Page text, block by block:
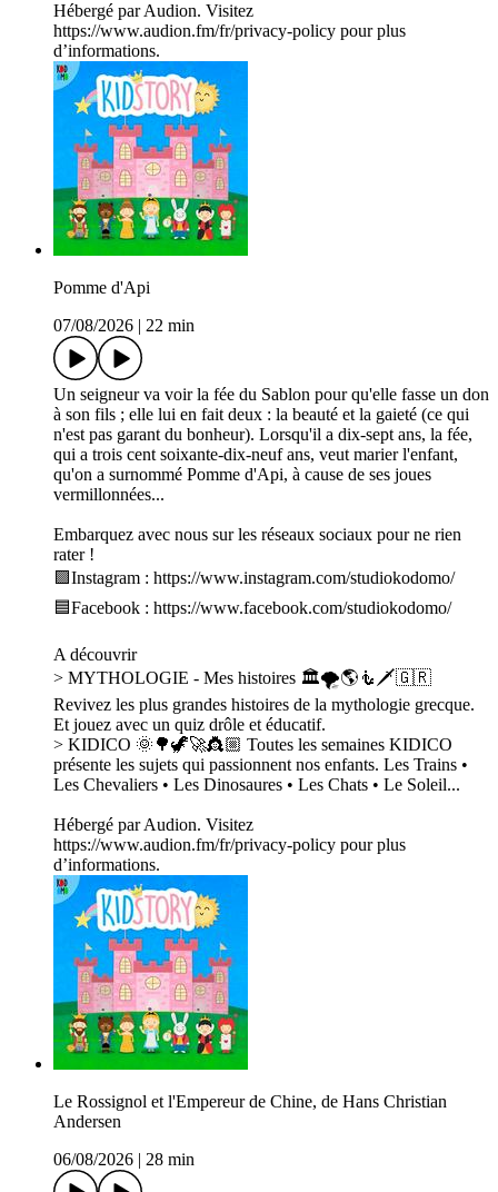
Hébergé par Audion. Visitez
https://www.audion.fm/fr/privacy-policy pour plus
d’informations.
Pomme d'Api
07/08/2026
22 min
Un seigneur va voir la fée du Sablon pour qu'elle fasse un don
à son fils ; elle lui en fait deux : la beauté et la gaieté (ce qui
n'est pas garant du bonheur). Lorsqu'il a dix-sept ans, la fée,
qui a trois cent soixante-dix-neuf ans, veut marier l'enfant,
qu'on a surnommé Pomme d'Api, à cause de ses joues
vermillonnées...
Embarquez avec nous sur les réseaux sociaux pour ne rien
rater !
🟪Instagram : https://www.instagram.com/studiokodomo/
🟦Facebook : https://www.facebook.com/studiokodomo/
A découvrir
> MYTHOLOGIE - Mes histoires 🏛🌪🌎🧜🗡🇬🇷
Revivez les plus grandes histoires de la mythologie grecque.
Et jouez avec un quiz drôle et éducatif.
> KIDICO 🌞🌳🦖🚀👸🏼 Toutes les semaines KIDICO
présente les sujets qui passionnent nos enfants. Les Trains •
Les Chevaliers • Les Dinosaures • Les Chats • Le Soleil...
Hébergé par Audion. Visitez
https://www.audion.fm/fr/privacy-policy pour plus
d’informations.
Le Rossignol et l'Empereur de Chine, de Hans Christian
Andersen
06/08/2026
28 min